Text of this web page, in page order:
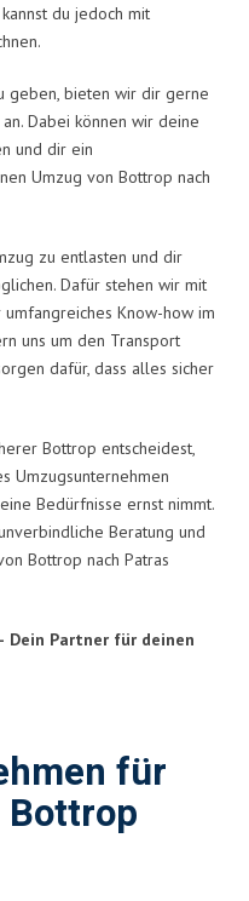
du jedoch mit
geben, bieten wir dir gerne
Dabei können wir deine
und dir ein
Umzug von Bottrop nach
zu entlasten und dir
Dafür stehen wir mit
Know-how im
uns um den Transport
dafür, dass alles sicher
Bottrop entscheidest,
Umzugsunternehmen
Bedürfnisse ernst nimmt.
Beratung und
Bottrop nach Patras
Dein Partner für deinen
für
Bottrop